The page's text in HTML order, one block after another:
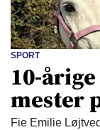
SPORT
10-
mester
Fie Emilie